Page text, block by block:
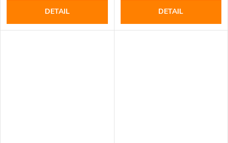
DETAIL DETAIL